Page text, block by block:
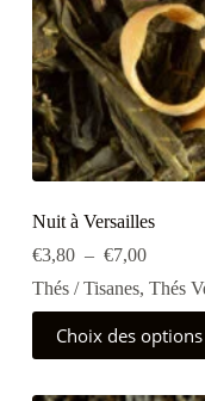
Nuit à Versailles
€3,80 – €7,00Plage
prix :
€3,80
à
€7,00
Thés / Tisanes, Thés
Choix des options
Ce
produit
a